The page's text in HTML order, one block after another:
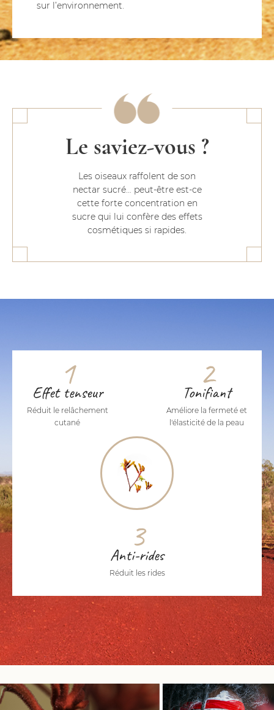
sur l’environnement.
Le saviez-vous ?
Les oiseaux raffolent de son
nectar sucré… peut-être est-ce
cette forte concentration en
sucre qui lui confère des effets
cosmétiques si rapides.
1
Effet tenseur
Réduit le relâchement
cutané
2
Tonifiant
Améliore la fermeté et
l'élasticité de la peau
3
Anti-rides
Réduit les rides